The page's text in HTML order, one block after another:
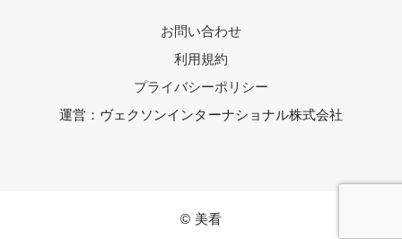
お問い合わせ
利用規約
プライバシーポリシー
運営：ヴェクソンインターナショナル株式会社
© 美看